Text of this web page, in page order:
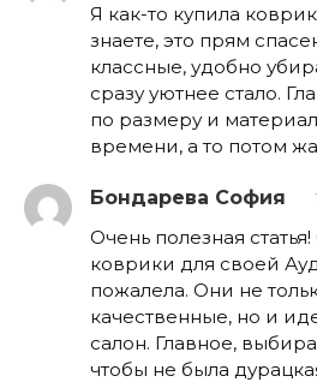
Я как-то купила
знаете, это прям
классные, удобно
сразу уютнее стало.
по размеру и
времени, а то потом
Бондарева София
Очень полезная
коврики для своей
пожалела. Они не
качественные, но и
салон. Главное,
чтобы не была